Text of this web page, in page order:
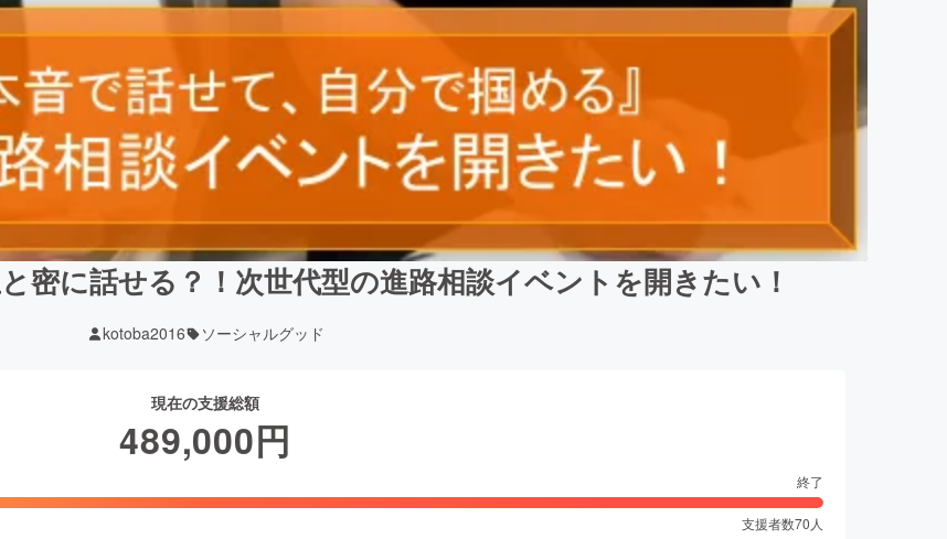
密に話せる？！次世代型の進路相談イベントを開きたい！
kotoba2016 ソーシャルグッド
現在の支援総額
489,000円
終了
支援者数70 人